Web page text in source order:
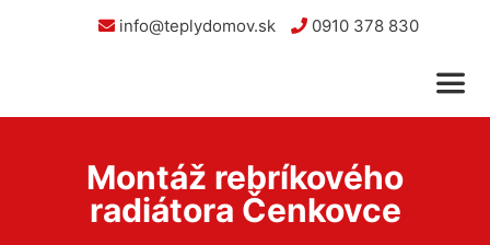
info@teplydomov.sk 0910 378 830
Montáž rebríkového
radiátora Čenkovce